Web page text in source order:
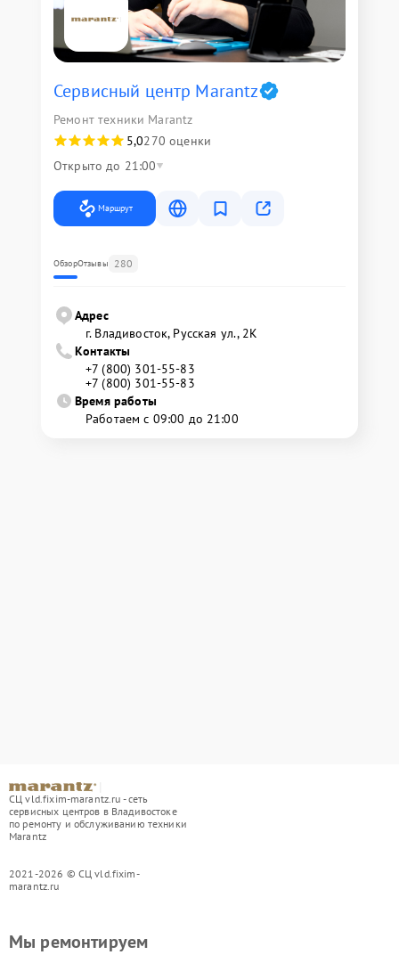
Сервисный центр Marantz
Ремонт техники Marantz
5,0270 оценки
Открыто до 21:00
Маршрут
ОбзорОтзывы 280
Адрес
г. Владивосток, Русская ул., 2К
Контакты
+7 (800) 301-55-83
+7 (800) 301-55-83
Время работы
Работаем с 09:00 до 21:00
СЦ vld.fixim-marantz.ru - сеть
сервисных центров в Владивостоке
по ремонту и обслуживанию техники
Marantz
2021-2026 © СЦ vld.fixim-
marantz.ru
Мы ремонтируем